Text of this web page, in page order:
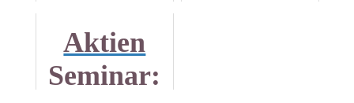
bleiben,
wenn's
Aktien
Seminar: